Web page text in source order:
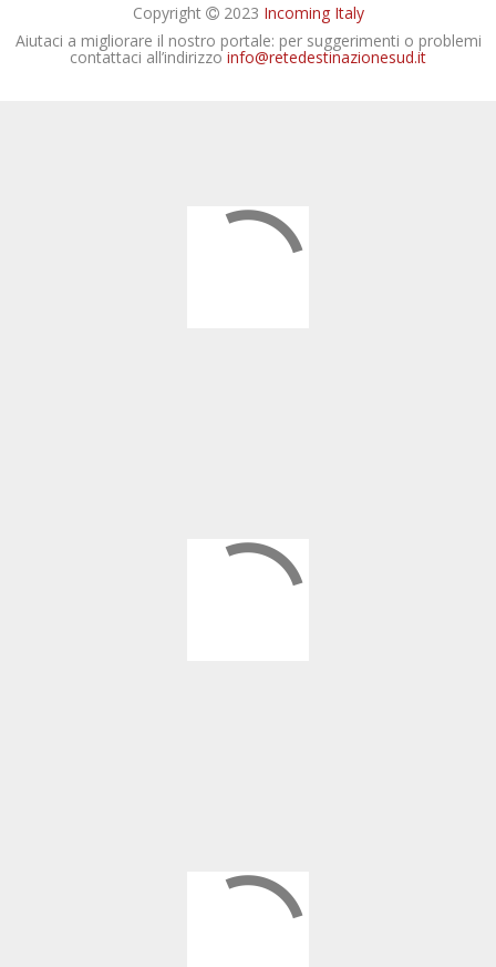
Copyright 2023 Incoming Italy
Aiutaci a migliorare il nostro portale: per suggerimenti o problemi
contattaci all’indirizzo info@retedestinazionesud.it